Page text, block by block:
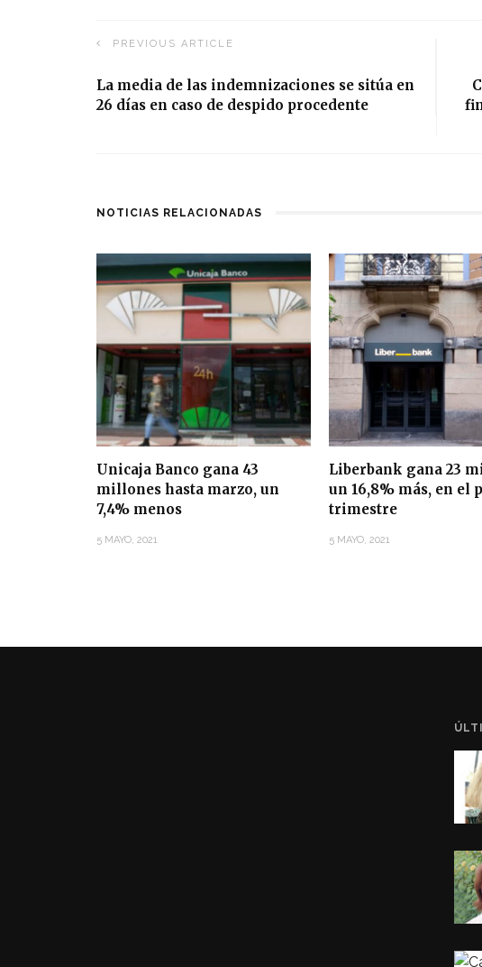
PREVIOUS ARTICLE
La media de las indemnizaciones se sitúa en
26 días en caso de despido procedente
NOTICIAS RELACIONADAS
Unicaja Banco gana 43
millones hasta marzo, un
7,4% menos
5 MAYO, 2021
Liberbank gana 23
un 16,8% más, en el
trimestre
5 MAYO, 2021